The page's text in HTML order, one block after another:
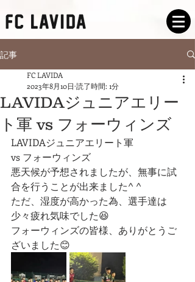
記事
LAVIDAジュニアエリー
ト軍 vs フォーウィンズ
FC LAVIDA
2023年8月10日 読了時間: 1分
LAVIDAジュニアエリート軍
vs フォーウィンズ
悪天候が予想されましたが、無事に試
合を行うことが出来ました^ ^
ただ、湿度が高かった為、選手達は
少々疲れ気味でした😆
フォーウィンズの皆様、ありがとうご
ざいました😊